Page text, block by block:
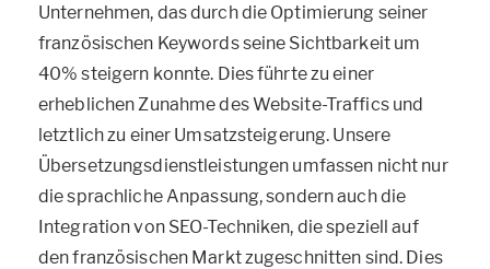
Unternehmen, das durch die Optimierung seiner
französischen Keywords seine Sichtbarkeit um
40% steigern konnte. Dies führte zu einer
erheblichen Zunahme des Website-Traffics und
letztlich zu einer Umsatzsteigerung. Unsere
Übersetzungsdienstleistungen umfassen nicht nur
die sprachliche Anpassung, sondern auch die
Integration von SEO-Techniken, die speziell auf
den französischen Markt zugeschnitten sind. Dies